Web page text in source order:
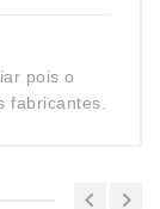
pois o
fabricantes.